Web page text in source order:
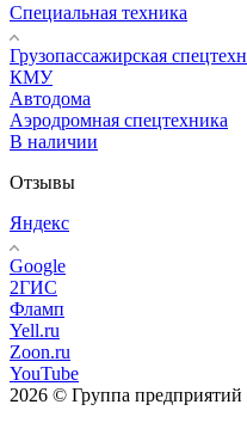
Специальная техника
Грузопассажирская
КМУ
Автодома
Аэродромная спецтехника
В наличии
Отзывы
Яндекс
Google
2ГИС
Фламп
Yell.ru
Zoon.ru
YouTube
2026 © Группа